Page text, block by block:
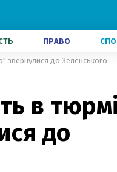
ПРАВО
звернулися до Зеленського
в
до